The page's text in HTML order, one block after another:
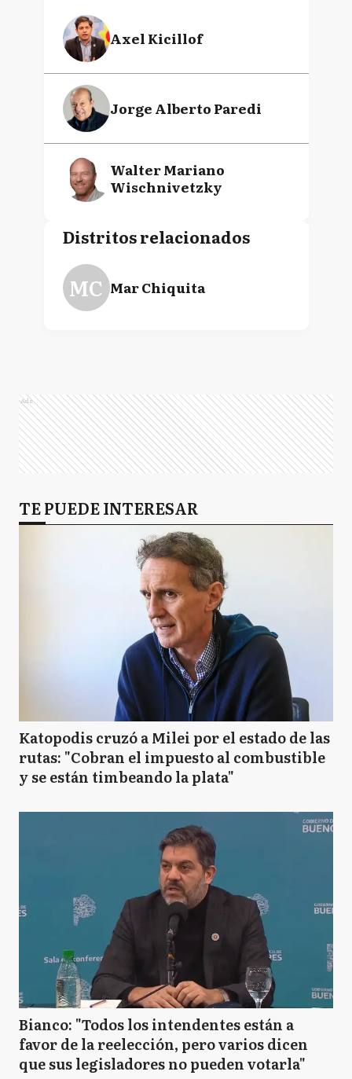
Axel Kicillof
Jorge Alberto Paredi
Walter Mariano
Wischnivetzky
Distritos relacionados
MC Mar Chiquita
Ads
TE PUEDE INTERESAR
Katopodis cruzó a Milei por el estado de las
rutas: "Cobran el impuesto al combustible
y se están timbeando la plata"
Bianco: "Todos los intendentes están a
favor de la reelección, pero varios dicen
que sus legisladores no pueden votarla"